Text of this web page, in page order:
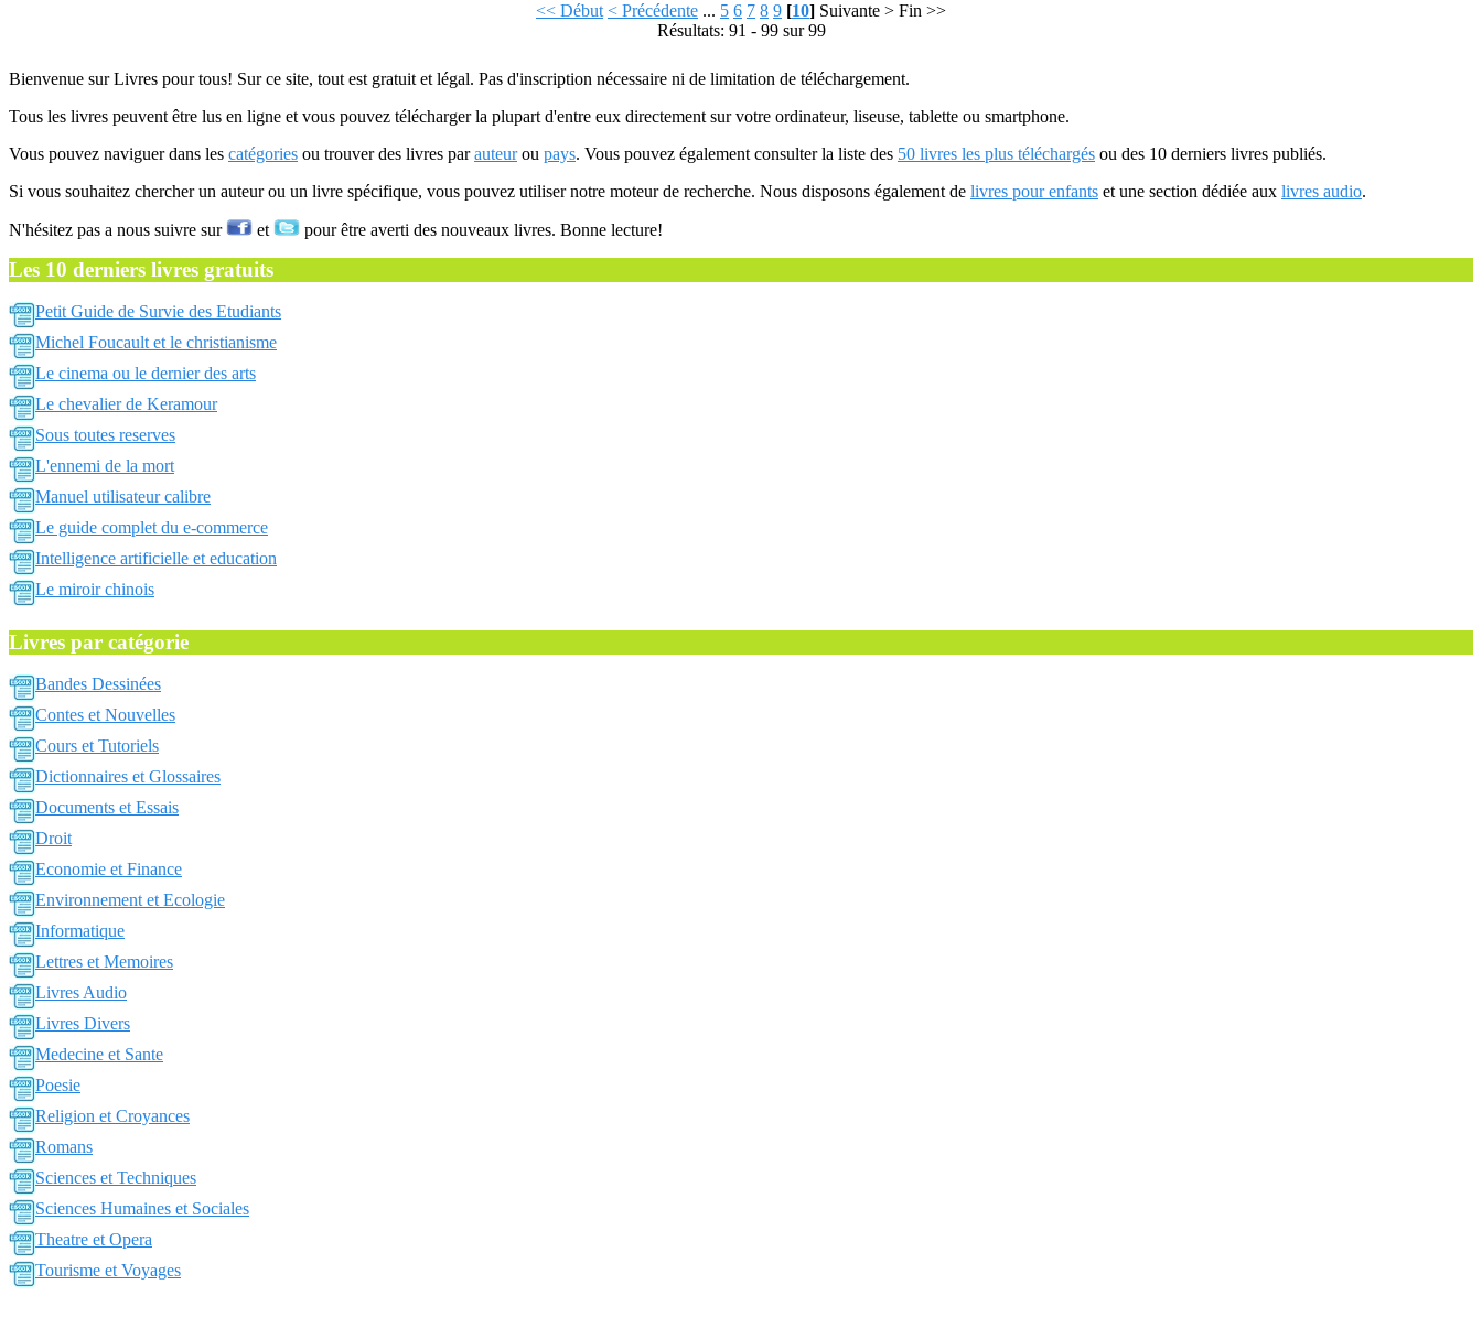
<< Début < Précédente ... 5 6 7 8 9 [10] Suivante > Fin >>
Résultats: 91 - 99 sur 99
Bienvenue sur Livres pour tous! Sur ce site, tout est gratuit et légal. Pas d'inscription nécessaire ni de limitation de téléchargement.
Tous les livres peuvent être lus en ligne et vous pouvez télécharger la plupart d'entre eux directement sur votre ordinateur, liseuse, tablette ou smartphone.
Vous pouvez naviguer dans les catégories ou trouver des livres parauteurou pays. Vous pouvez également consulter la liste des 50 livres les plus téléchargés ou des 10 derniers livres publiés.
Si vous souhaitez chercher un auteur ou un livre spécifique, vous pouvez utiliser notre moteur de recherche. Nous disposons également de livres pour enfants et une section dédiée aux livres audio.
N'hésitez pas a nous suivre sur et pour être averti des nouveaux livres. Bonne lecture!
Les 10 derniers livres gratuits
Petit Guide de Survie des Etudiants
Michel Foucault et le christianisme
Le cinema ou le dernier des arts
Le chevalier de Keramour
Sous toutes reserves
L'ennemi de la mort
Manuel utilisateur calibre
Le guide complet du e-commerce
Intelligence artificielle et education
Le miroir chinois
Livres par catégorie
Bandes Dessinées
Contes et Nouvelles
Cours et Tutoriels
Dictionnaires et Glossaires
Documents et Essais
Droit
Economie et Finance
Environnement et Ecologie
Informatique
Lettres et Memoires
Livres Audio
Livres Divers
Medecine et Sante
Poesie
Religion et Croyances
Romans
Sciences et Techniques
Sciences Humaines et Sociales
Theatre et Opera
Tourisme et Voyages